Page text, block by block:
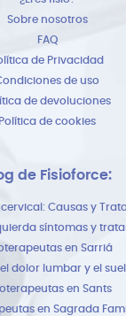
Sobre nosotros
FAQ
de Privacidad
de uso
de devoluciones
Política de cookies
de Fisioforce:
Causas y
síntomas y
en Sarriá
dolor lumbar y el
en Sants
en Sagrada